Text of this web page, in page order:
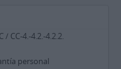
/ CC-4.-4.2.-4.2.2.
personal